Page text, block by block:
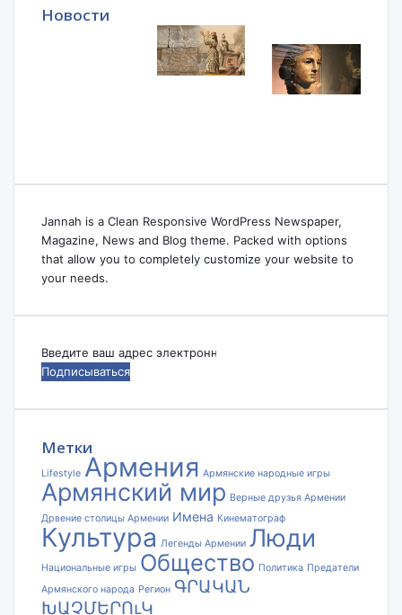
Новости
Jannah is a Clean Responsive WordPress Newspaper,
Magazine, News and Blog theme. Packed with options
that allow you to completely customize your website to
your needs.
Введите
ваш
электронной
Метки
Lifestyle Армения Армянские народные игры
Армянский мир Верные друзья Армении
Дрвение столицы Армении Имена Кинематограф
Культура Легенды Армении Люди
Национальные игры Общество Политика Предатели
Армянского народа Регион ԳՐԱԿԱՆ
ԽԱՉՄԵՐՈւԿ